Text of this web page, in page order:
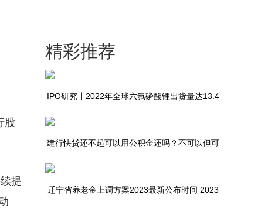
股
提
精彩推荐
IPO研究丨2022年全球六氟磷酸锂出货量达13.4
建行快贷还不起可以用公积金还吗？不可以但可
辽宁省养老金上调方案2023最新公布时间 2023